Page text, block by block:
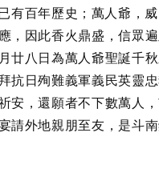
有百年歷史；萬人爺，
，因此香火鼎盛，信眾
廿八日為萬人爺聖誕千
抗日殉難義軍義民英靈
安，還願者不下數萬人
請外地親朋至友，是斗